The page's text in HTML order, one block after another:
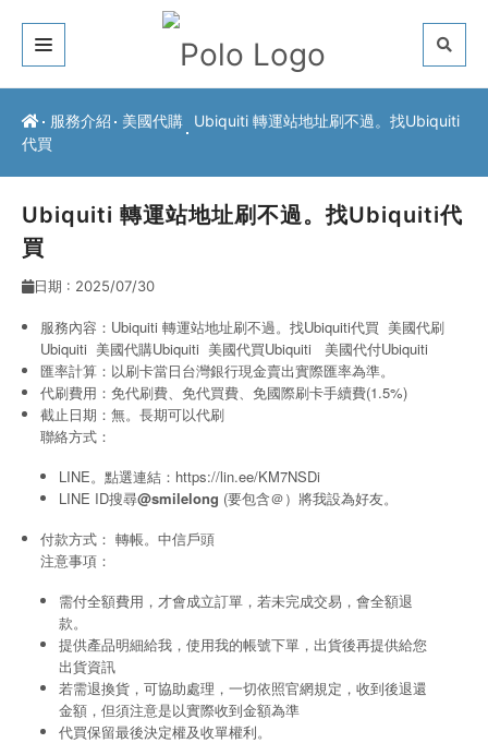
關於我們
服務介紹
常見問題
聯絡方式
服務介紹 美國代購
Ubiquiti 轉運站地址刷不過。找Ubiquiti
代買
Ubiquiti 轉運站地址刷不過。找Ubiquiti代
買
日期 : 2025/07/30
服務內容：Ubiquiti 轉運站地址刷不過。找Ubiquiti代買 美國代刷
Ubiquiti 美國代購Ubiquiti 美國代買Ubiquiti
美國代付Ubiquiti
匯率計算：以刷卡當日台灣銀行現金賣出實際匯率為準。
代刷費用：免代刷費、免代買費、免國際刷卡手續費(1.5%)
截止日期：無。長期可以代刷
聯絡方式：
LINE。點選連結： https://lin.ee/KM7NSDi
LINE ID搜尋@smilelong (要包含＠）將我設為好友。
付款方式： 轉帳。中信戶頭
注意事項：
需付全額費用，才會成立訂單，若未完成交易，會全額退
款。
提供產品明細給我，使用我的帳號下單，出貨後再提供給您
出貨資訊
若需退換貨，可協助處理，一切依照官網規定，收到後退還
金額，但須注意是以實際收到金額為準
代買保留最後決定權及收單權利。